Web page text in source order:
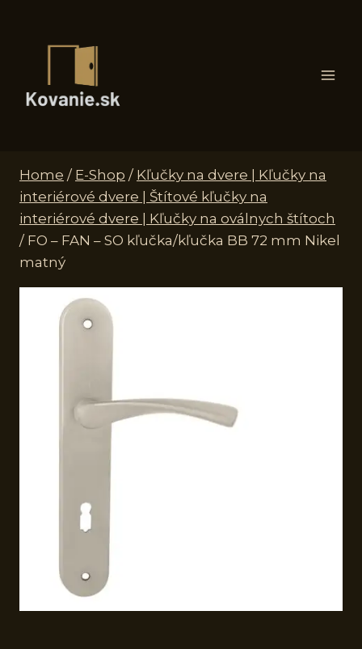
Home / E-Shop / Kľučky na dvere | Kľučky na
interiérové dvere | Štítové kľučky na
interiérové dvere | Kľučky na oválnych štítoch
/ FO – FAN – SO kľučka/kľučka BB 72 mm Nikel
matný